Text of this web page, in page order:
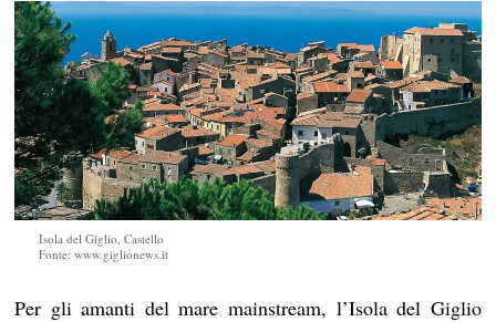
Isola del Giglio, Castello
Fonte: www.giglionews.it
Per gli amanti del mare mainstream, l’Isola del Giglio